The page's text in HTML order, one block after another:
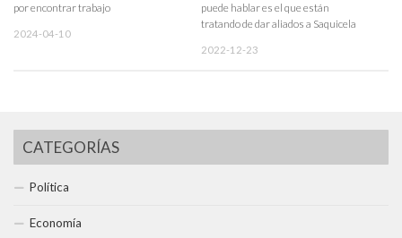
por encontrar trabajo
2024-04-10
puede hablar es el que están
tratando de dar aliados a Saquicela
2022-12-23
CATEGORÍAS
Política
Economía